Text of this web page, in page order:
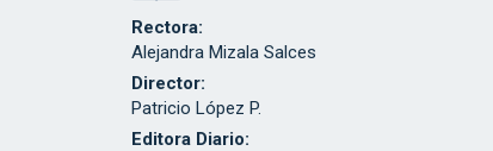
Rectora:
Alejandra Mizala Salces
Director:
Patricio López P.
Editora Diario: